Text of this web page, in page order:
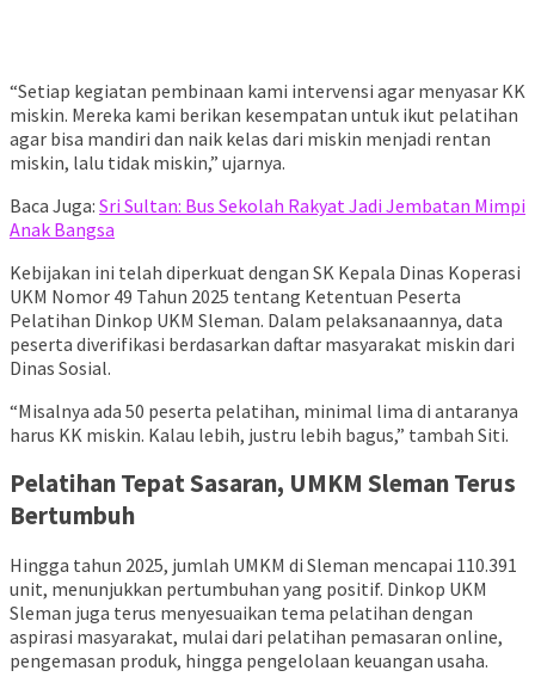
“Setiap kegiatan pembinaan kami intervensi agar menyasar KK
miskin. Mereka kami berikan kesempatan untuk ikut pelatihan
agar bisa mandiri dan naik kelas dari miskin menjadi rentan
miskin, lalu tidak miskin,” ujarnya.
Baca Juga: Sri Sultan: Bus Sekolah Rakyat Jadi Jembatan Mimpi
Anak Bangsa
Kebijakan ini telah diperkuat dengan SK Kepala Dinas Koperasi
UKM Nomor 49 Tahun 2025 tentang Ketentuan Peserta
Pelatihan Dinkop UKM Sleman. Dalam pelaksanaannya, data
peserta diverifikasi berdasarkan daftar masyarakat miskin dari
Dinas Sosial.
“Misalnya ada 50 peserta pelatihan, minimal lima di antaranya
harus KK miskin. Kalau lebih, justru lebih bagus,” tambah Siti.
Pelatihan Tepat Sasaran, UMKM Sleman Terus
Bertumbuh
Hingga tahun 2025, jumlah UMKM di Sleman mencapai 110.391
unit, menunjukkan pertumbuhan yang positif. Dinkop UKM
Sleman juga terus menyesuaikan tema pelatihan dengan
aspirasi masyarakat, mulai dari pelatihan pemasaran online,
pengemasan produk, hingga pengelolaan keuangan usaha.